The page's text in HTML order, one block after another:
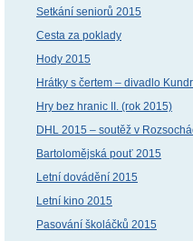
Setkání seniorů 2015
Cesta za poklady
Hody 2015
Hrátky s čertem – divadlo
Hry bez hranic II. (rok 2015)
DHL 2015 – soutěž v
Bartolomějská pouť 2015
Letní dovádění 2015
Letní kino 2015
Pasování školáčků 2015